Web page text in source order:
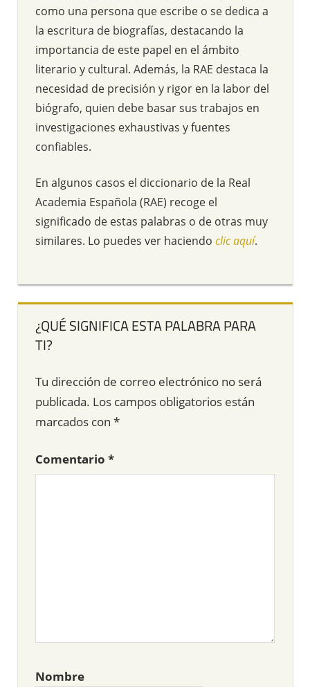
como una persona que escribe o se dedica a
la escritura de biografías, destacando la
importancia de este papel en el ámbito
literario y cultural. Además, la RAE destaca la
necesidad de precisión y rigor en la labor del
biógrafo, quien debe basar sus trabajos en
investigaciones exhaustivas y fuentes
confiables.
En algunos casos el diccionario de la Real
Academia Española (RAE) recoge el
significado de estas palabras o de otras muy
similares. Lo puedes ver haciendo clic aquí.
¿QUÉ SIGNIFICA ESTA PALABRA PARA
TI?
Tu dirección de correo electrónico no será
publicada. Los campos obligatorios están
marcados con *
Comentario *
Nombre